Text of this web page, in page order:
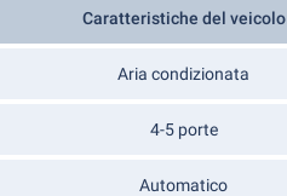
Caratteristiche del veicolo
Aria condizionata
4-5 porte
Automatico